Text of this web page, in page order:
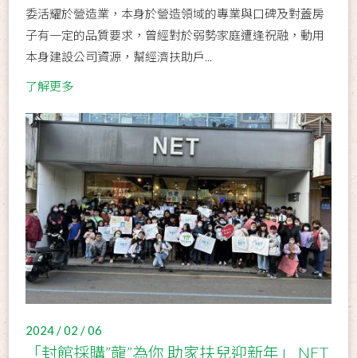
委活耀於營造業，本身於營造領域的專業與口碑及對蓋房
子有一定的品質要求，曾經對於弱勢家庭遭逢祝融，動用
本身建設公司資源，幫經濟扶助戶...
了解更多
2024 / 02 / 06
「封館採購”龍”為你 助家扶兒迎新年」 NET